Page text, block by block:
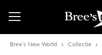
Bree’s New World Collectie